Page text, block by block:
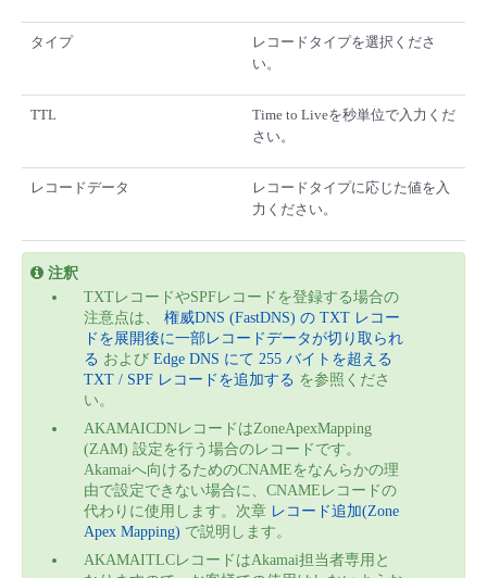
タイプ
レコードタイプを選択くださ
い。
TTL
Time to Liveを秒単位で入力くだ
さい。
レコードデータ
レコードタイプに応じた値を入
力ください。
注釈
TXTレコードやSPFレコードを登録する場合の
注意点は、 権威DNS (FastDNS) の TXT レコー
ドを展開後に一部レコードデータが切り取られ
る および Edge DNS にて 255 バイトを超える
TXT / SPF レコードを追加する を参照くださ
い。
AKAMAICDNレコードはZoneApexMapping
(ZAM) 設定を行う場合のレコードです。
Akamaiへ向けるためのCNAMEをなんらかの理
由で設定できない場合に、CNAMEレコードの
代わりに使用します。次章 レコード追加(Zone
Apex Mapping) で説明します。
AKAMAITLCレコードはAkamai担当者専用と